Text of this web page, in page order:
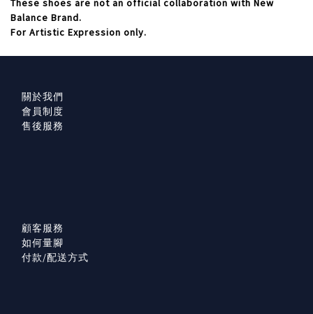
These shoes are not an official collaboration with New
Balance Brand.
For Artistic Expression only.
關於我們
會員制度
售後服務
顧客服務
如何量腳
付款/配送方式